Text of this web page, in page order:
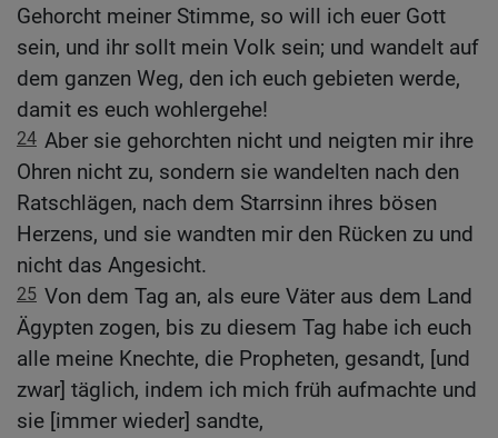
Gehorcht meiner Stimme, so will ich euer Gott
sein, und ihr sollt mein Volk sein; und wandelt auf
dem ganzen Weg, den ich euch gebieten werde,
damit es euch wohlergehe!
24 Aber sie gehorchten nicht und neigten mir ihre
Ohren nicht zu, sondern sie wandelten nach den
Ratschlägen, nach dem Starrsinn ihres bösen
Herzens, und sie wandten mir den Rücken zu und
nicht das Angesicht.
25 Von dem Tag an, als eure Väter aus dem Land
Ägypten zogen, bis zu diesem Tag habe ich euch
alle meine Knechte, die Propheten, gesandt, [und
zwar] täglich, indem ich mich früh aufmachte und
sie [immer wieder] sandte,